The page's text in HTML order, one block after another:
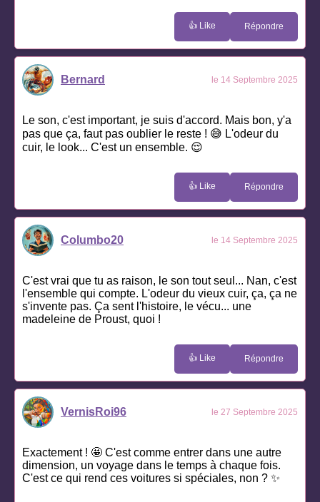
👍 Like Répondre
Bernard le 14 Septembre 2025
Le son, c'est important, je suis d'accord. Mais bon, y'a
pas que ça, faut pas oublier le reste ! 😅 L'odeur du
cuir, le look... C'est un ensemble. 😌
👍 Like Répondre
Columbo20 le 14 Septembre 2025
C'est vrai que tu as raison, le son tout seul... Nan, c'est
l'ensemble qui compte. L'odeur du vieux cuir, ça, ça ne
s'invente pas. Ça sent l'histoire, le vécu... une
madeleine de Proust, quoi !
👍 Like Répondre
VernisRoi96 le 27 Septembre 2025
Exactement ! 🤩 C'est comme entrer dans une autre
dimension, un voyage dans le temps à chaque fois.
C'est ce qui rend ces voitures si spéciales, non ? ✨